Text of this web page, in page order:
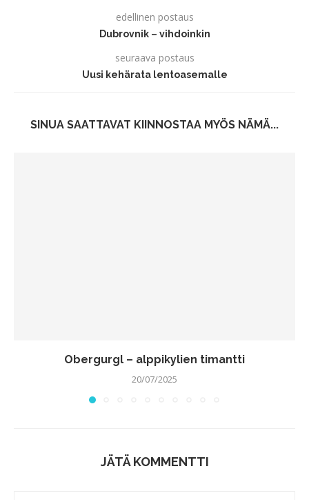
edellinen postaus
Dubrovnik – vihdoinkin
seuraava postaus
Uusi kehärata lentoasemalle
SINUA SAATTAVAT KIINNOSTAA MYÖS NÄMÄ...
Obergurgl – alppikylien timantti
20/07/2025
JÄTÄ KOMMENTTI